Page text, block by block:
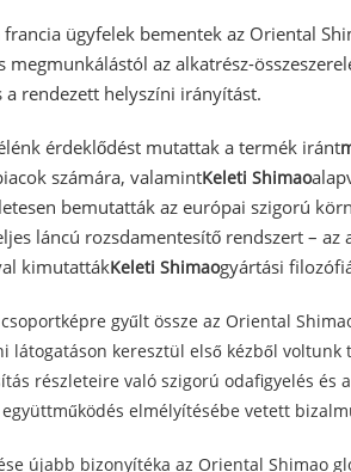
ügyfelek bementek az Oriental
az alkatrész-
rendezett helyszíni irányítást.
érdeklődést mutattak a termék iránt
számára, valamintKeleti Shimao
bemutatták az európai szigorú
láncú rozsdamentesítő rendszert –
kimutattákKeleti Shimaogyártási
gyűlt össze az Oriental
látogatáson keresztül első kézből
részleteire való szigorú odafigyelés
elmélyítésébe vetett
újabb bizonyítéka az Oriental Shimao